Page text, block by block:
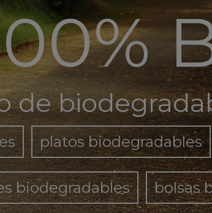
de
platos biodegradables
biodegradables bolsas